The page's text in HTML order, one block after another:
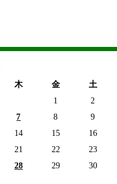
木 金
土
1
2
7 8
9
14 15
16
21 22
23
28 29
30